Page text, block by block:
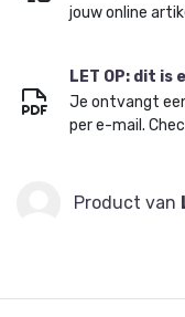
jouw online
LET OP: dit
Je ontvangt
per e-mail.
Product van